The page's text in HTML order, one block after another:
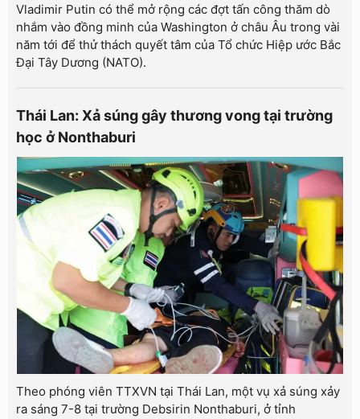
Vladimir Putin có thể mở rộng các đợt tấn công thăm dò
nhắm vào đồng minh của Washington ở châu Âu trong vài
năm tới để thử thách quyết tâm của Tổ chức Hiệp ước Bắc
Đại Tây Dương (NATO).
Thái Lan: Xả súng gây thương vong tại trường
học ở Nonthaburi
Theo phóng viên TTXVN tại Thái Lan, một vụ xả súng xảy
ra sáng 7-8 tại trường Debsirin Nonthaburi, ở tỉnh